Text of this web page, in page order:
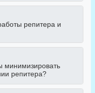
репитера и
минимизировать
репитера?